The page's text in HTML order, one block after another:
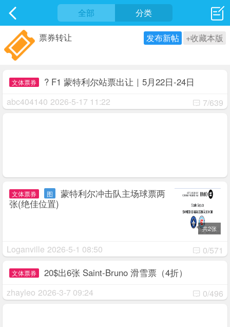
社区 最新发表
全部 分类
票券转让 +收藏本版
发布新帖
文体票券 ? F1 蒙特利尔站票出让｜5月22日-24日
abc404140 2026-5-17 11:22 7/639
文体票券 图蒙特利尔冲击队主场球票两
张(绝佳位置)
共2张
Loganville 2026-5-1 08:50 0/571
文体票券 20$出6张 Saint-Bruno 滑雪票（4折）
zhayleo 2026-3-7 09:24 0/496